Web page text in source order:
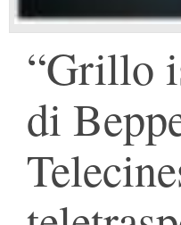
“Grillo
di